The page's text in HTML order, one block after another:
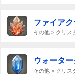
ファイア
その他 > クリス
ウォータ
その他 > クリス